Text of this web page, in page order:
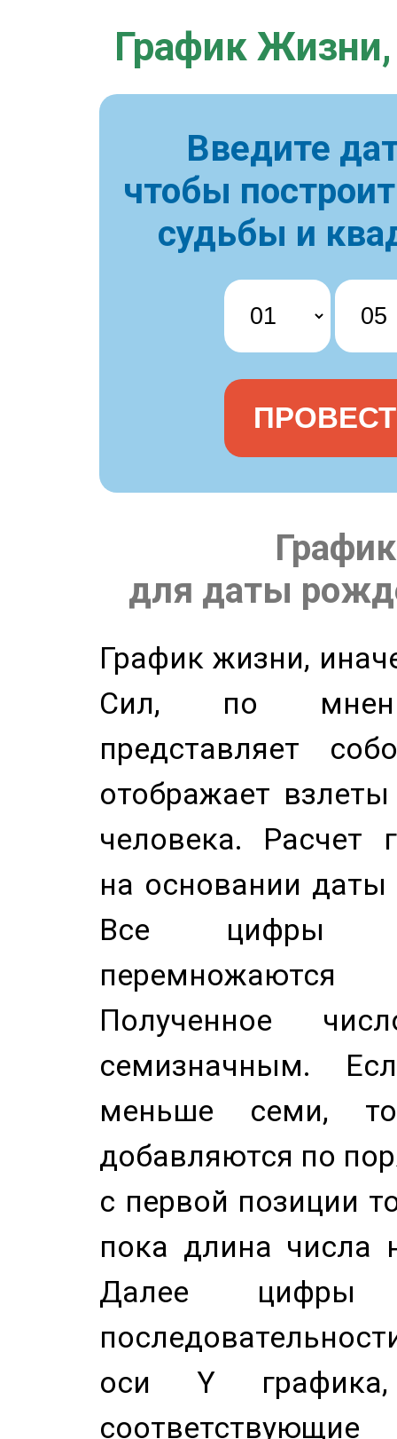
График Жизни,
Введите
чтобы
судьбы и
для даты
График жизни,
Сил, по
представляет
отображает
человека. Расчет
на основании
Все цифры
Полученное
семизначным.
меньше семи,
добавляются по
с первой позиции
пока длина числа
Далее цифры
оси Y